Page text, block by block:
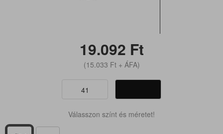
19.092 Ft
(15.033 Ft+ ÁFA)
41
Válasszon színt és méretet!